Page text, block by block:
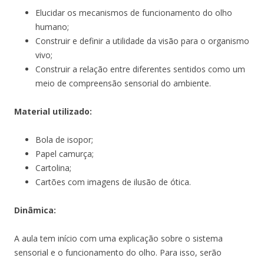
Elucidar os mecanismos de funcionamento do olho
humano;
Construir e definir a utilidade da visão para o organismo
vivo;
Construir a relação entre diferentes sentidos como um
meio de compreensão sensorial do ambiente.
Material utilizado:
Bola de isopor;
Papel camurça;
Cartolina;
Cartões com imagens de ilusão de ótica.
Dinâmica:
A aula tem início com uma explicação sobre o sistema
sensorial e o funcionamento do olho. Para isso, serão